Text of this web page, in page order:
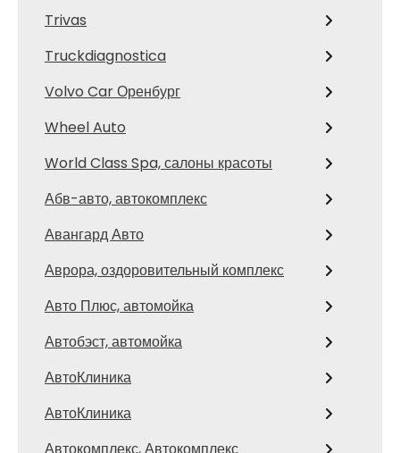
Trivas
Truckdiagnostica
Volvo Car Оренбург
Wheel Auto
World Class Spa, салоны красоты
Абв-авто, автокомплекс
Авангард Авто
Аврора, оздоровительный комплекс
Авто Плюс, автомойка
Автобэст, автомойка
АвтоКлиника
АвтоКлиника